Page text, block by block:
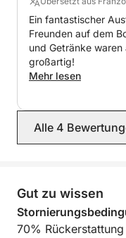
- Durchdachte
- Stand-Up-
🌊 Entdecken Sie
unserem
- Anfi-Bucht:
Schwimmen und
Ein fantastischer
Freunden auf dem
und Getränke waren
großartig!
Mehr lesen
Alle 4
Gut zu wissen
70%